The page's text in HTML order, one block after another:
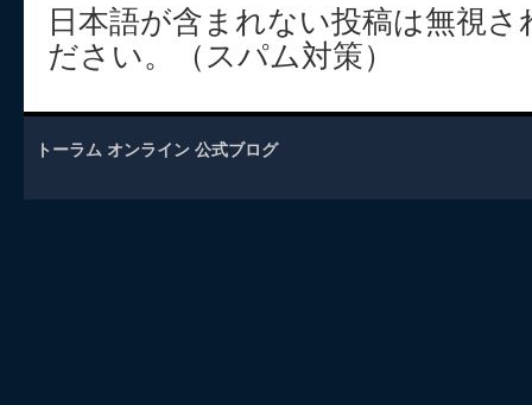
日本語が含まれない投稿は無視
ださい。（スパム対策）
トーラム オンライン 公式ブログ